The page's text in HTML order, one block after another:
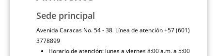
Sede principal
Avenida Caracas No. 54 - 38 Línea de atención +57 (601)
3778899
Horario de atención: lunes a viernes 8:00 a.m. a 5:00